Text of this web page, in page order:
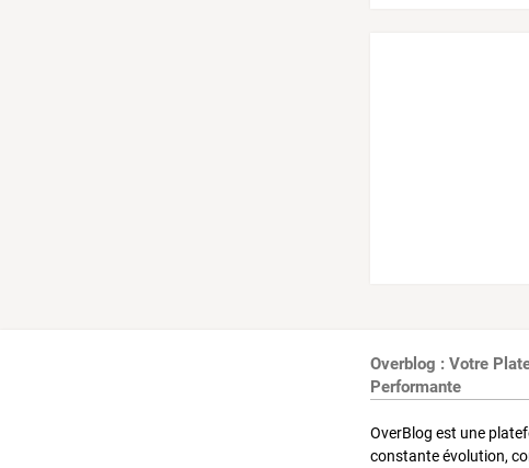
Overblog : Votre
Performante
OverBlog est une
constante évolution,